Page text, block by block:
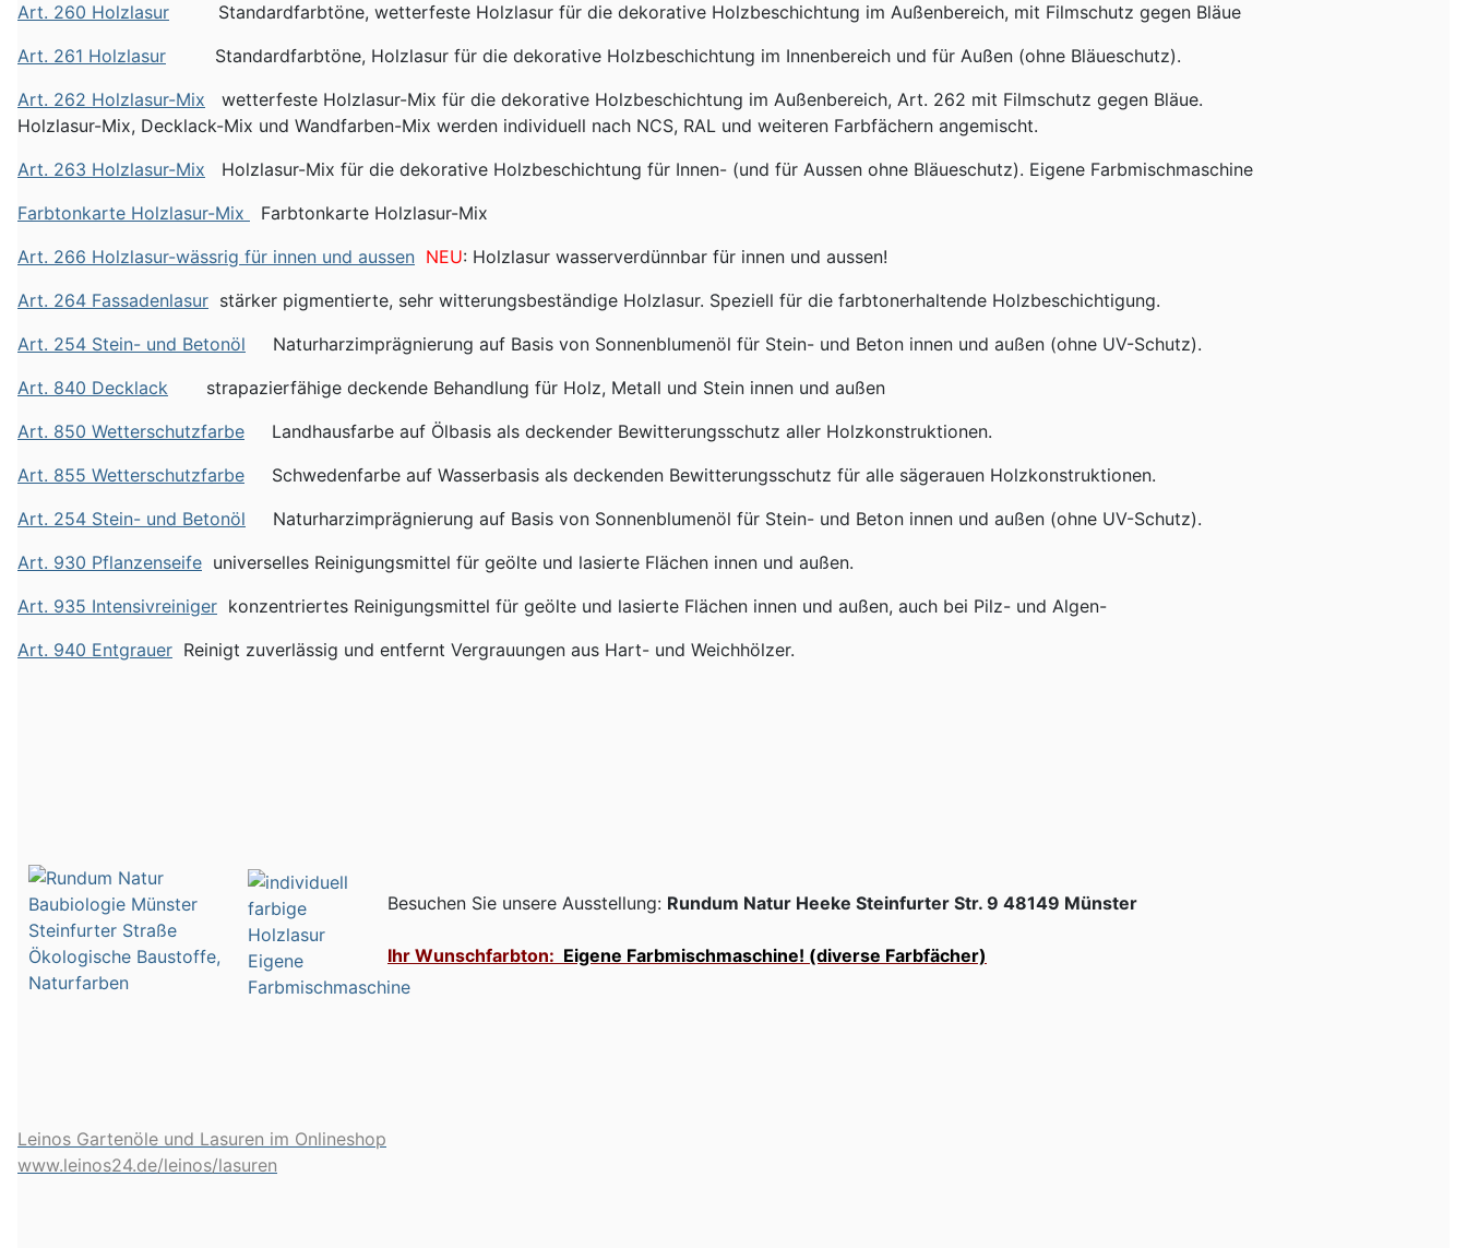
Art. 260 Holzlasur Standardfarbtöne, wetterfeste Holzlasur für die dekorative Holzbeschichtung im Außenbereich, mit Filmschutz gegen Bläue
Art. 261 Holzlasur Standardfarbtöne, Holzlasur für die dekorative Holzbeschichtung im Innenbereich und für Außen (ohne Bläueschutz).
Art. 262 Holzlasur-Mix wetterfeste Holzlasur-Mix für die dekorative Holzbeschichtung im Außenbereich, Art. 262 mit Filmschutz gegen Bläue.
Holzlasur-Mix, Decklack-Mix und Wandfarben-Mix werden individuell nach NCS, RAL und weiteren Farbfächern angemischt.
Art. 263 Holzlasur-Mix Holzlasur-Mix für die dekorative Holzbeschichtung für Innen- (und für Aussen ohne Bläueschutz). Eigene Farbmischmaschine
Farbtonkarte Holzlasur-Mix
Farbtonkarte Holzlasur-Mix
Art. 266 Holzlasur-wässrig für innen und aussen NEU: Holzlasur wasserverdünnbar für innen und aussen!
Art. 264 Fassadenlasur stärker pigmentierte, sehr witterungsbeständige Holzlasur. Speziell für die farbtonerhaltende Holzbeschichtigung.
Art. 254 Stein- und Betonöl Naturharzimprägnierung auf Basis von Sonnenblumenöl für Stein- und Beton innen und außen (ohne UV-Schutz).
Art. 840 Decklack strapazierfähige deckende Behandlung für Holz, Metall und Stein innen und außen
Art. 850 Wetterschutzfarbe Landhausfarbe auf Ölbasis als deckender Bewitterungsschutz aller Holzkonstruktionen.
Art. 855 Wetterschutzfarbe Schwedenfarbe auf Wasserbasis als deckenden Bewitterungsschutz für alle sägerauen Holzkonstruktionen.
Art. 254 Stein- und Betonöl Naturharzimprägnierung auf Basis von Sonnenblumenöl für Stein- und Beton innen und außen (ohne UV-Schutz).
Art. 930 Pflanzenseife universelles Reinigungsmittel für geölte und lasierte Flächen innen und außen.
Art. 935 Intensivreiniger konzentriertes Reinigungsmittel für geölte und lasierte Flächen innen und außen, auch bei Pilz- und Algen-
Art. 940 Entgrauer Reinigt zuverlässig und entfernt Vergrauungen aus Hart- und Weichhölzer.
Besuchen Sie unsere Ausstellung: Rundum Natur Heeke Steinfurter Str. 9 48149 Münster
Ihr Wunschfarbton: Eigene Farbmischmaschine! (diverse Farbfächer)
Leinos Gartenöle und Lasuren im Onlineshop
www.leinos24.de/leinos/lasuren